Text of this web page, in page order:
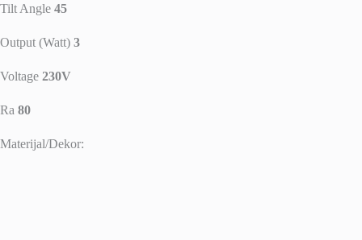
Tilt Angle 45
Output (Watt) 3
Voltage 230V
Ra 80
Materijal/Dekor: